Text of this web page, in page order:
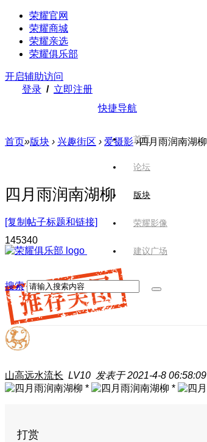
荣耀官网
荣耀商城
荣耀亲选
荣耀俱乐部
开启辅助访问
登录 / 立即注册
快捷导航
首页
论坛
版块
荣耀影像
建议广场
搜索
首页»版块 › 兴趣街区 › 爱摄影 ›四月雨润南湖柳
四月雨润南湖柳
[复制帖子标题和链接]
145340
山高远水流长 LV10 发表于 2021-4-8 06:58:09
*
*
打赏